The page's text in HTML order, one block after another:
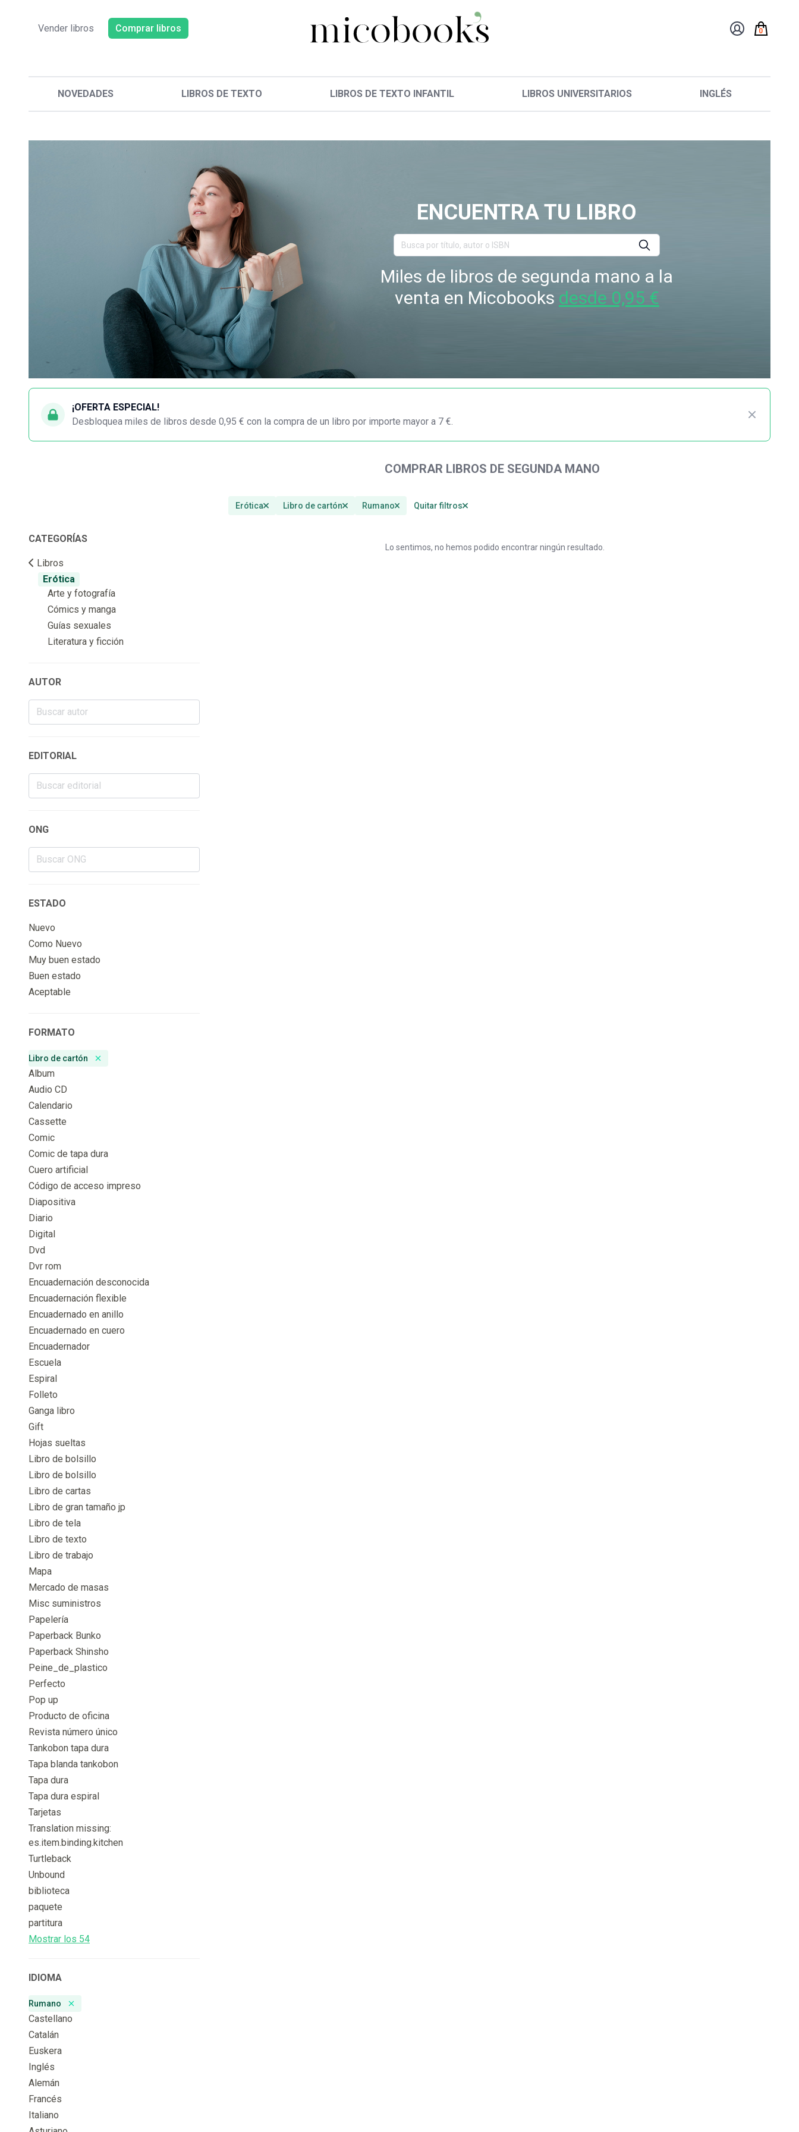
Vender libros Comprar libros 0
NOVEDADES LIBROS DE TEXTO LIBROS DE TEXTO INFANTIL LIBROS UNIVERSITARIOS INGLÉS
ENCUENTRA TU LIBRO
Miles de libros de segunda mano a la
venta en Micobooks desde 0,95 €
¡OFERTA ESPECIAL!
Desbloquea miles de libros desde 0,95 € con la compra de un libro por importe mayor a 7 €.
COMPRAR LIBROS DE SEGUNDA MANO
Erótica Libro de cartón Rumano Quitar filtros
CATEGORÍAS
Libros
Erótica
Arte y fotografía
Cómics y manga
Guías sexuales
Literatura y ficción
AUTOR
EDITORIAL
ONG
ESTADO
Nuevo
Como Nuevo
Muy buen estado
Buen estado
Aceptable
FORMATO
Libro de cartón
Remove badge
Album
Audio CD
Calendario
Cassette
Comic
Comic de tapa dura
Cuero artificial
Código de acceso impreso
Diapositiva
Diario
Digital
Dvd
Dvr rom
Encuadernación desconocida
Encuadernación flexible
Encuadernado en anillo
Encuadernado en cuero
Encuadernador
Escuela
Espiral
Folleto
Ganga libro
Gift
Hojas sueltas
Libro de bolsillo
Libro de bolsillo
Libro de cartas
Libro de gran tamaño jp
Libro de tela
Libro de texto
Libro de trabajo
Mapa
Mercado de masas
Misc suministros
Papelería
Paperback Bunko
Paperback Shinsho
Peine_de_plastico
Perfecto
Pop up
Producto de oficina
Revista número único
Tankobon tapa dura
Tapa blanda tankobon
Tapa dura
Tapa dura espiral
Tarjetas
Translation missing:
es.item.binding.kitchen
Turtleback
Unbound
biblioteca
paquete
partitura
Mostrar los 54
IDIOMA
Rumano
Remove badge
Castellano
Catalán
Euskera
Inglés
Alemán
Francés
Italiano
Lo sentimos, no hemos podido encontrar ningún resultado.